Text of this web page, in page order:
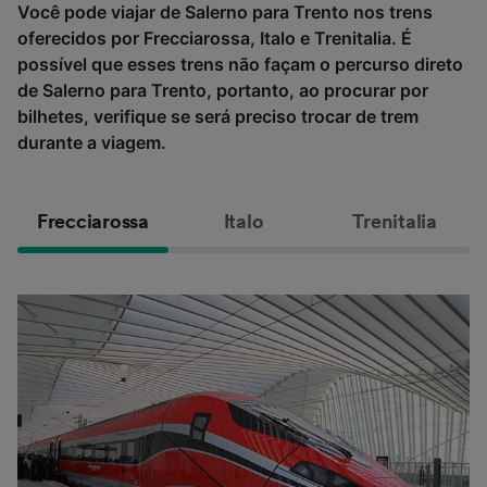
Você pode viajar de Salerno para Trento nos trens
oferecidos por Frecciarossa, Italo e Trenitalia. É
possível que esses trens não façam o percurso direto
de Salerno para Trento, portanto, ao procurar por
bilhetes, verifique se será preciso trocar de trem
durante a viagem.
Frecciarossa Italo Trenitalia